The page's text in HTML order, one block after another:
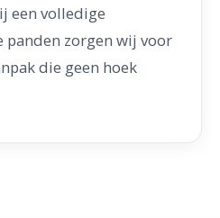
een volledige
zorgen wij voor
die geen hoek